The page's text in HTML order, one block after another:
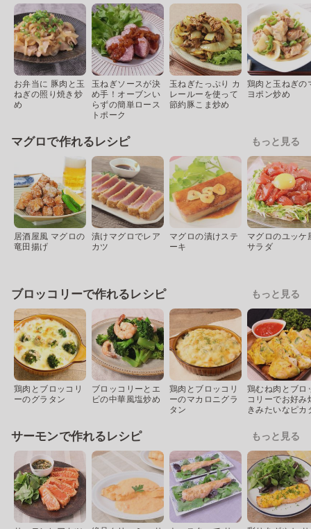
お弁当に 豚肉と玉
ねぎの照り焼き炒
め
玉ねぎソースが決
め手！オーブンい
らずの簡単ロース
トポーク
玉ねぎたっぷり カ
レールーを使って
節約豚こま炒め
鶏肉と玉ねぎの
ヨポン炒め
マグロで作れるレシピ もっと見る
居酒屋風 マグロの
竜田揚げ
漬けマグロでレア
カツ
マグロの漬けステ
ーキ
マグロのユッケ
サラダ
ブロッコリーで作れるレシピ もっと見る
鶏肉とブロッコリ
ーのグラタン
ブロッコリーとエ
ビの中華風塩炒め
鶏肉とブロッコリ
ーのマカロニグラ
タン
鶏むね肉とブロ
コリーでお好み
きみたいなピカ
サーモンで作れるレシピ もっと見る